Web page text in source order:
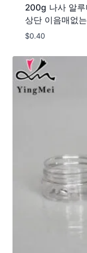
200g 나사 알
상단 이음매없
$0.40